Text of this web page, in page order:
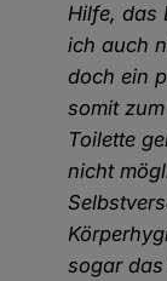
Hilfe, das
ich auch
doch ein
somit
Toilette
nicht
sogar das